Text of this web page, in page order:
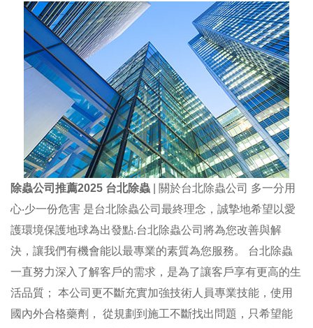
除蟲公司推薦2025 台北除蟲 | 關於台北除蟲公司 多一分用
心‧少一份危害 是台北除蟲公司最終理念，誠摯地希望以愛
護環境保護地球為出發點.台北除蟲公司將為您改善與解
決，讓我們有機會能以最專業的素質為您服務。 台北除蟲
一直努力深入了解客戶的需求，是為了讓客戶享有更高的生
活品質； 本公司更不斷充實加強技術人員專業技能，使用
國內外合格藥劑， 從規劃到施工不斷找出問題，只希望能